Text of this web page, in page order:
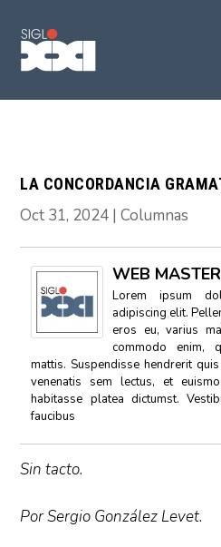
LA CONCORDANCIA
Oct 31, 2024 |Columnas
WEB MASTER
Lorem ipsum
adipiscing elit.
eros eu, varius
commodo enim,
mattis. Suspendisse hendrerit
venenatis sem lectus, et
habitasse platea dictumst.
faucibus
Sin tacto.
Por Sergio González Levet.